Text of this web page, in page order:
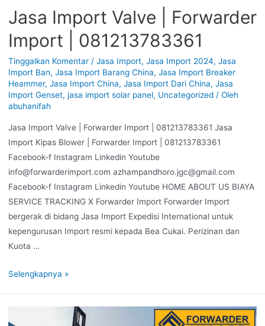
Jasa Import Valve | Forwarder
Import | 081213783361
Tinggalkan Komentar / Jasa Import, Jasa Import 2024, Jasa
Import Ban, Jasa Import Barang China, Jasa Import Breaker
Heammer, Jasa Import China, Jasa Import Dari China, Jasa
Import Genset, jasa import solar panel, Uncategorized/ Oleh
abuhanifah
Jasa Import Valve | Forwarder Import | 081213783361 Jasa
Import Kipas Blower | Forwarder Import | 081213783361
Facebook-f Instagram Linkedin Youtube
info@forwarderimport.com azhampandhoro.jgc@gmail.com
Facebook-f Instagram Linkedin Youtube HOME ABOUT US BIAYA
SERVICE TRACKING X Forwarder Import Forwarder Import
bergerak di bidang Jasa Import Expedisi International untuk
kepengurusan Import resmi kepada Bea Cukai. Perizinan dan
Kuota …
Selengkapnya »